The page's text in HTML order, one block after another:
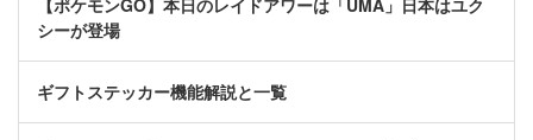
【ポケモンGO】本日のレイドアワーは「UMA」日本はユク
シーが登場
ギフトステッカー機能解説と一覧